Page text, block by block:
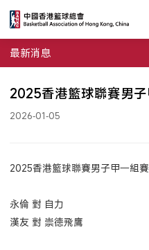
最新消息
2025香港籃球聯賽男
2026-01-05
2025香港籃球聯賽男子甲一組
永倫 對 自力
漢友 對 崇德飛鷹